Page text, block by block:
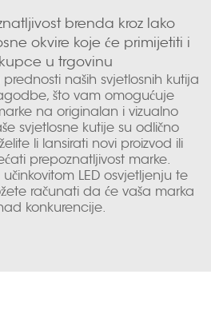
brenda kroz lako
okvire koje će primijetiti i
u trgovinu
naših svjetlosnih kutija
što vam omogućuje
na originalan i vizualno
svjetlosne kutije su odlično
li lansirati novi proizvod ili
prepoznatljivost marke.
LED osvjetljenju te
računati da će vaša marka
konkurencije.